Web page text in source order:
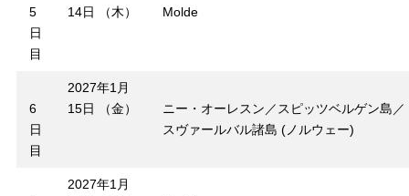
5
日
目
14日 （木）
Molde
6
日
目
2027年1月
15日 （金）
ニー・オーレスン／スピッツベルゲン島／
スヴァールバル諸島 (ノルウェー)
2027年1月